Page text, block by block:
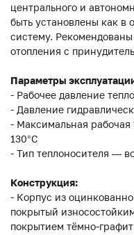
центрального и
быть установлены как в
систему.
отопления с
Параметры
- Рабочее давление
- Давление
- Максимальная
130°С
- Тип теплоносителя —
Конструкция:
- Корпус из
покрытый
покрытием тёмно-